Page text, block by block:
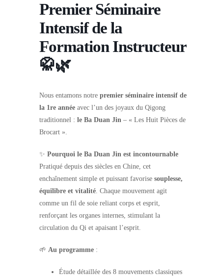
Premier Séminaire
Intensif de la
Formation Instructeur
🥋🌿
Nous entamons notrepremier séminaire intensif de
la 1re année avec l’un des joyaux du Qigong
traditionnel :le Ba Duan Jin – « Les Huit Pièces de
Brocart ».
✨Pourquoi le Ba Duan Jin est incontournable
Pratiqué depuis des siècles en Chine, cet
enchaînement simple et puissant favorisesouplesse,
équilibre et vitalité. Chaque mouvement agit
comme un fil de soie reliant corps et esprit,
renforçant les organes internes, stimulant la
circulation du Qi et apaisant l’esprit.
🌱Au programme :
Étude détaillée des 8 mouvements classiques